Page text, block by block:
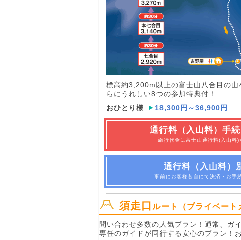
標高約3,200m以上の富士山八合目の山
らにうれしい8つの参加特典付！
おひとり様
18,300円～36,900円
通行料（入山料）手
旅行代金に富士山通行料(入山料)
通行料（入山料）
事前にお客様各自にて決済・お手
須走口 ルート（プライベート
問い合わせ多数の人気プラン！通常、ガ
専任のガイドが同行する安心のプラン！